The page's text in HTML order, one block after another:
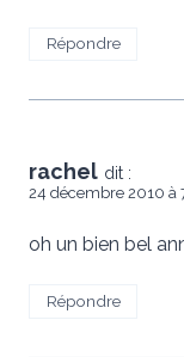
Répondre
rachel dit :
24 décembre 2010 à
oh un bien bel
Répondre